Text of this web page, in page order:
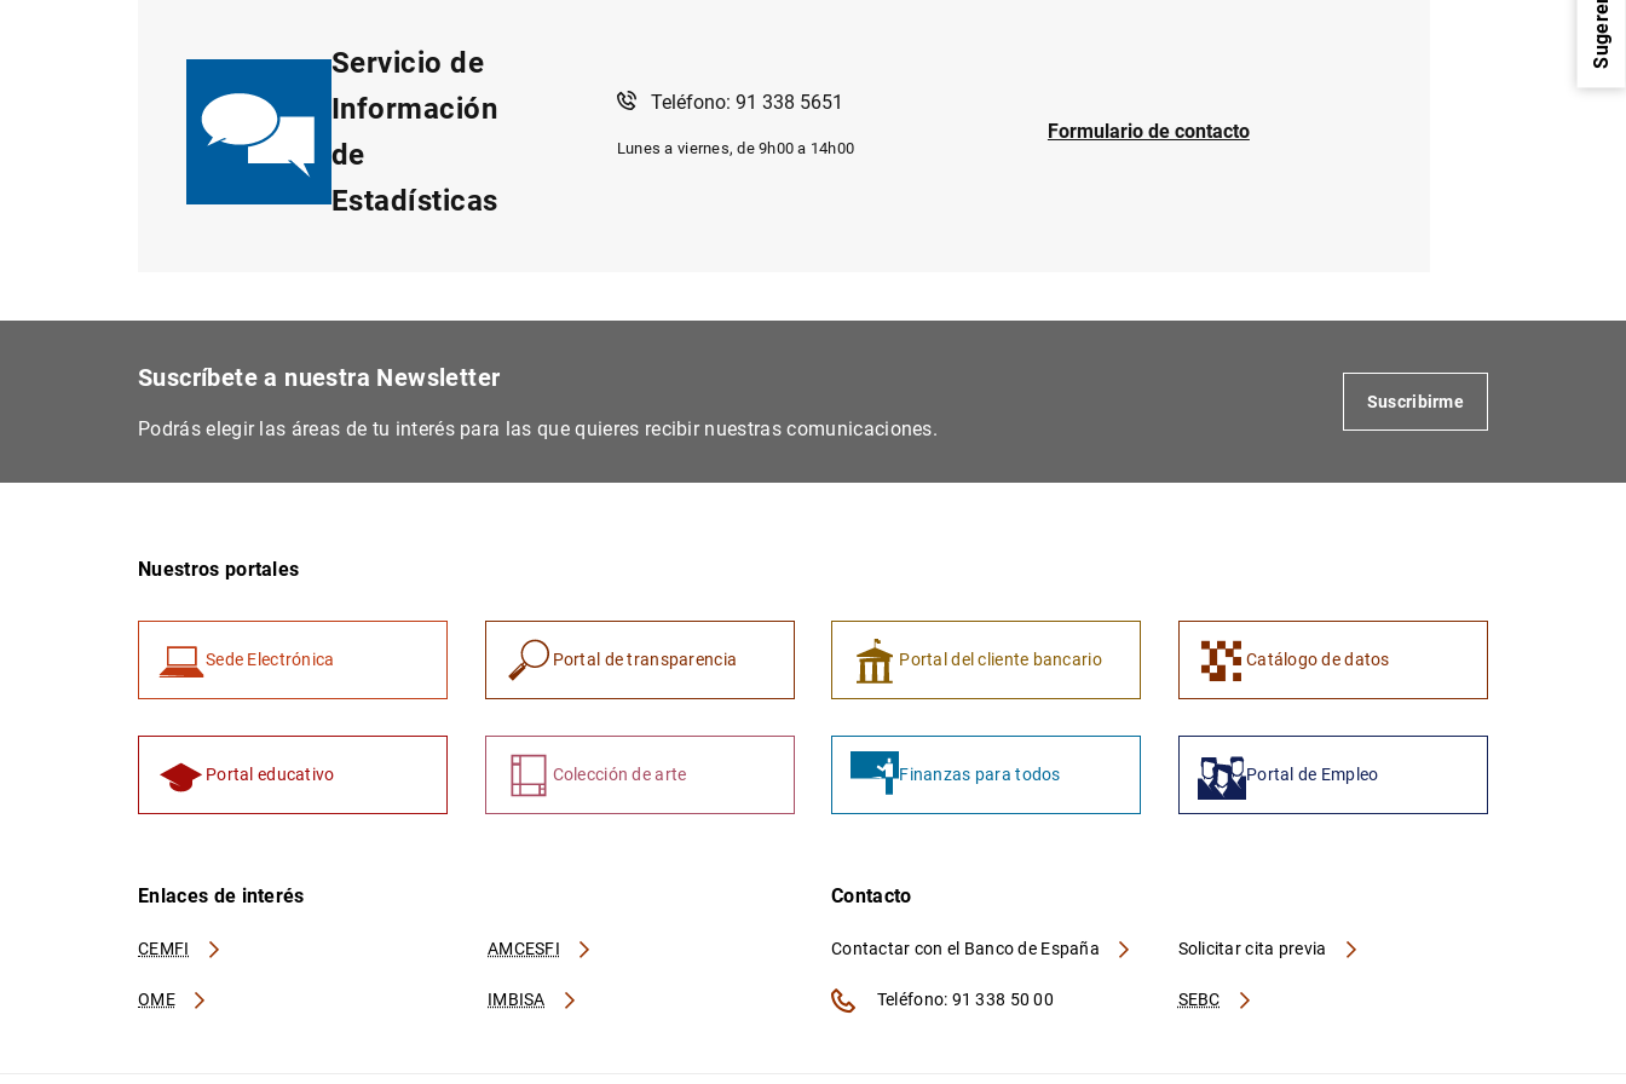
Servicio de
Información
de
Estadísticas
Teléfono: 91 338 5651
Lunes a viernes, de 9h00 a 14h00
Formulario de contacto
Suscríbete a nuestra Newsletter
Podrás elegir las áreas de tu interés para las que quieres recibir nuestras comunicaciones.
Suscribirme
Nuestros portales
Sede Electrónica Portal de transparencia Portal del cliente bancario Catálogo de datos
Portal educativo Colección de arte Finanzas para todos Portal de Empleo
Enlaces de interés
CEMFI AMCESFI
OME IMBISA
Contacto
Contactar con el Banco de España
SEBC
Solicitar cita previa
Teléfono: 91 338 50 00